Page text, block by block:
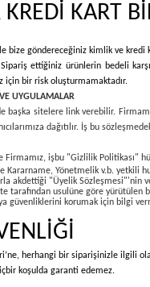
KART
bize göndereceğiniz kimlik ve kredi
ettiğiniz ürünlerin bedeli
için bir risk oluşturmamaktadır.
UYGULAMALAR
başka sitelere link verebilir.
dağıtılır. İş bu
Firmamız, işbu "Gizlilik Politikası"
Kararname, Yönetmelik v.b. yetkili
akdettiği "Üyelik
tarafından usulüne göre yürütülen
güvenliklerini korumak için bilgi
herhangi bir siparişinizle ilgili
koşulda garanti edemez.